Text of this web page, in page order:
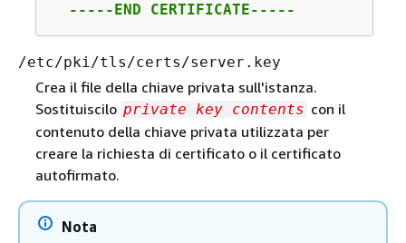
  -----END CERTIFICATE-----
/etc/pki/tls/certs/server.key
Crea il file della chiave privata sull'istanza.
Sostituiscilo private key contents con il
contenuto della chiave privata utilizzata per
creare la richiesta di certificato o il certificato
autofirmato.
Nota